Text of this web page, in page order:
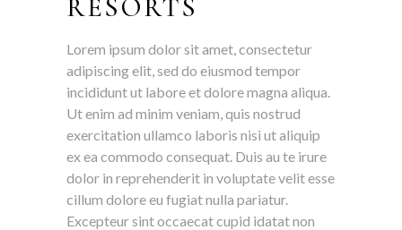
RESORTS
Lorem ipsum dolor sit amet, consectetur
adipiscing elit, sed do eiusmod tempor
incididunt ut labore et dolore magna aliqua.
Ut enim ad minim veniam, quis nostrud
exercitation ullamco laboris nisi ut aliquip
ex ea commodo consequat. Duis au te irure
dolor in reprehenderit in voluptate velit esse
cillum dolore eu fugiat nulla pariatur.
Excepteur sint occaecat cupid idatat non